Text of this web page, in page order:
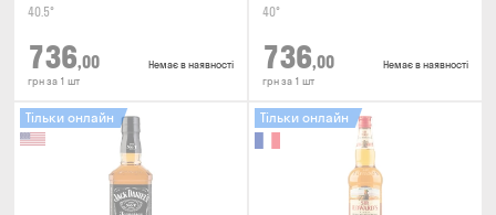
40.5°
736,00
грн за 1 шт
Немає в наявності
40°
736,00
грн за 1 шт
Немає в наявності
Тільки онлайн Тільки онлайн